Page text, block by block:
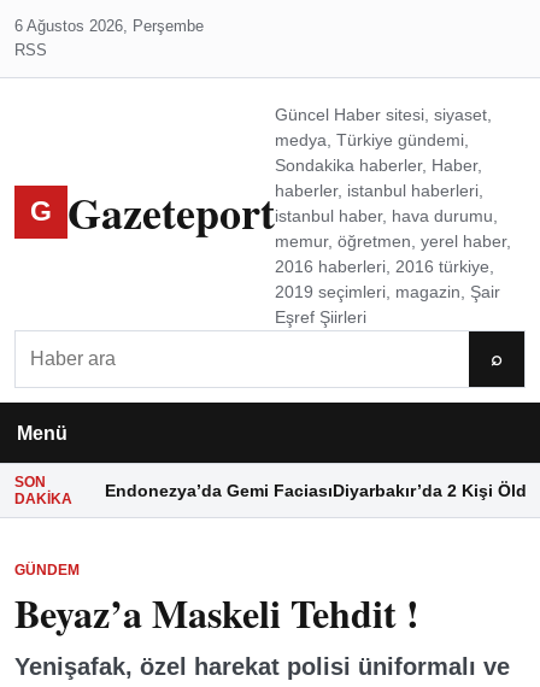
6 Ağustos 2026, Perşembe
RSS
G Gazeteport
Güncel Haber sitesi, siyaset,
medya, Türkiye gündemi,
Sondakika haberler, Haber,
haberler, istanbul haberleri,
istanbul haber, hava durumu,
memur, öğretmen, yerel haber,
2016 haberleri, 2016 türkiye,
2019 seçimleri, magazin, Şair
Eşref Şiirleri
⌕
Menü
SON
DAKIKA
Endonezya’da Gemi FaciasıDiyarbakır’da 2 Kişi Öldü
GÜNDEM
Beyaz’a Maskeli Tehdit !
Yenişafak, özel harekat polisi üniformalı ve